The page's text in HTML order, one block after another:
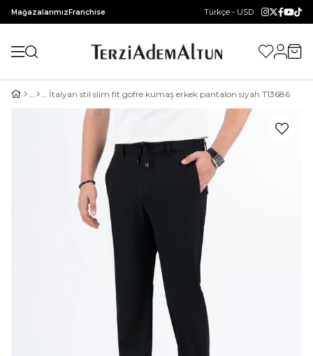
MağazalarımızFranchise Türkçe - USD
İtalyan stil slim fit gofre kumaş erkek pantalon siyah T13686